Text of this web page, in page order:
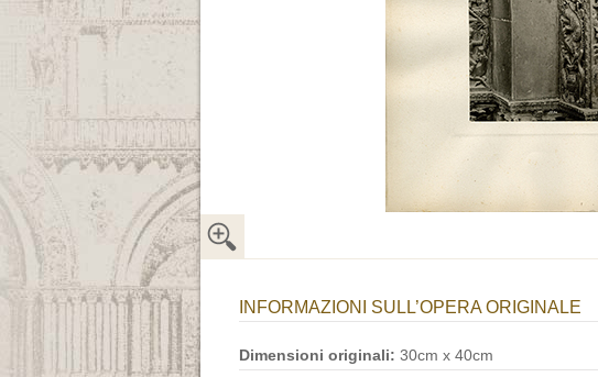
INFORMAZIONI SULL’OPERA ORIGINALE
Dimensioni originali: 30cm x 40cm